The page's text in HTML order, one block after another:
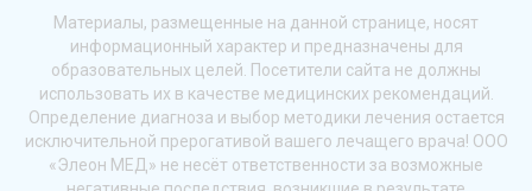
Материалы, размещенные на данной странице, носят
информационный характер и предназначены для
образовательных целей. Посетители сайта не должны
использовать их в качестве медицинских рекомендаций.
Определение диагноза и выбор методики лечения остается
исключительной прерогативой вашего лечащего врача! ООО
«Элеон МЕД» не несёт ответственности за возможные